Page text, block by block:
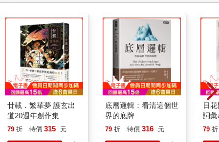
廿載．繁華夢 護玄出
道20週年創作集
79 折 特價 315 元
底層邏輯：看清這個世
界的底牌
79 折 特價 316 元
日
詞
79 折